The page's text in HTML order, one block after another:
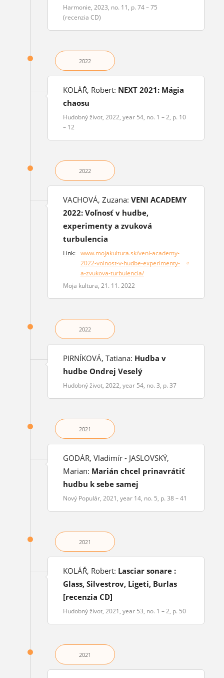
Harmonie, 2023, no. 11, p. 74 – 75
(recenzia CD)
2022
KOLÁŘ, Robert: NEXT 2021: Mágia
chaosu
Hudobný život, 2022, year 54, no. 1 – 2, p. 10
– 12
2022
VACHOVÁ, Zuzana: VENI ACADEMY
2022: Voľnosť v hudbe,
experimenty a zvuková
turbulencia
Link: www.mojakultura.sk/veni-academy-
2022-volnost-v-hudbe-experimenty-
a-zvukova-turbulencia/
(opens in a new window)
Moja kultura, 21. 11. 2022
2022
PIRNÍKOVÁ, Tatiana: Hudba v
hudbe Ondrej Veselý
Hudobný život, 2022, year 54, no. 3, p. 37
2021
GODÁR, Vladimír - JASLOVSKÝ,
Marian: Marián chcel prinavrátiť
hudbu k sebe samej
Nový Populár, 2021, year 14, no. 5, p. 38 – 41
2021
KOLÁŘ, Robert: Lasciar sonare :
Glass, Silvestrov, Ligeti, Burlas
[recenzia CD]
Hudobný život, 2021, year 53, no. 1 – 2, p. 50
2021